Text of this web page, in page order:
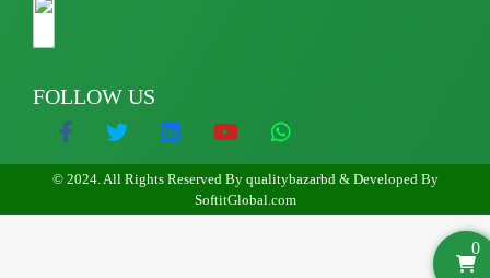
0
FOLLOW US
© 2024. All Rights Reserved By qualitybazarbd & Developed By
SoftitGlobal.com